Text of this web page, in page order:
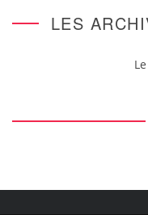
LES